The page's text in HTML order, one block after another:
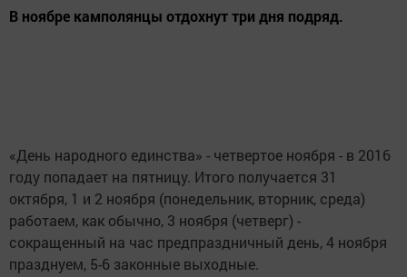
В ноябре камполянцы отдохнут три дня подряд.
«День народного единства» - четвертое ноября - в 2016
году попадает на пятницу. Итого получается 31
октября, 1 и 2 ноября (понедельник, вторник, среда)
работаем, как обычно, 3 ноября (четверг) -
сокращенный на час предпраздничный день, 4 ноября
празднуем, 5-6 законные выходные.